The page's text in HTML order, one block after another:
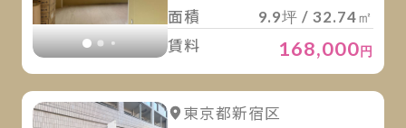
面積
9.9坪 / 32.74㎡
賃料 168,000円
詳細を見る
東京都新宿区